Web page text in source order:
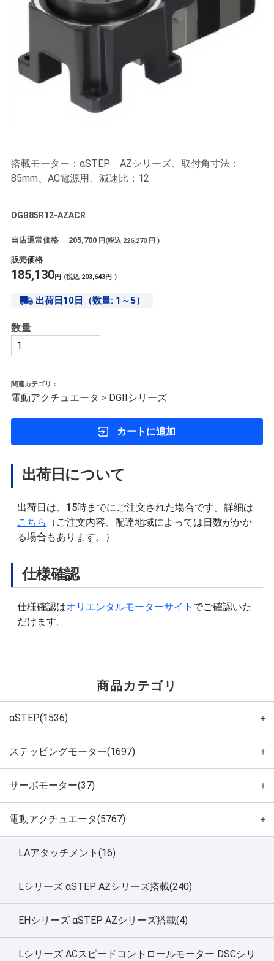
搭載モーター：αSTEP AZシリーズ、取付角寸法：
85mm、AC電源用、減速比：12
DGB85R12-AZACR
当店通常価格 205,700 円(税込 226,270 円 )
販売価格
185,130円 (税込 203,643円 )
出荷日10日（数量: 1～5）
数量
関連カテゴリ：
電動アクチュエータ > DGIIシリーズ
カートに追加
出荷日について
出荷日は、15時までにご注文された場合です。詳細は
こちら
（ご注文内容、配達地域によっては日数がかか
る場合もあります。）
仕様確認
仕様確認はオリエンタルモーターサイト でご確認いた
だけます。
商品カテゴリ
αSTEP(1536) ＋
ステッピングモーター(1697) ＋
サーボモーター(37) ＋
電動アクチュエータ(5767) ＋
LAアタッチメント(16)
Lシリーズ αSTEP AZシリーズ搭載(240)
EHシリーズ αSTEP AZシリーズ搭載(4)
Lシリーズ ACスピードコントロールモーター DSCシリ